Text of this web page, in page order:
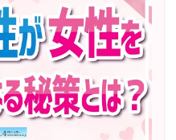
セッション開始 限定10名
NLPコーチ及び日本NLP能
資格取得